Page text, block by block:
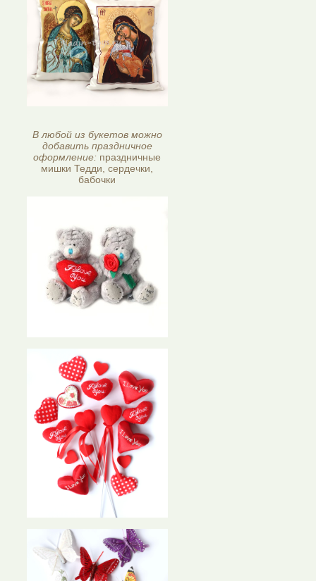
В любой из букетов можно
добавить праздничное
оформление: праздничные
мишки Тедди, сердечки,
бабочки